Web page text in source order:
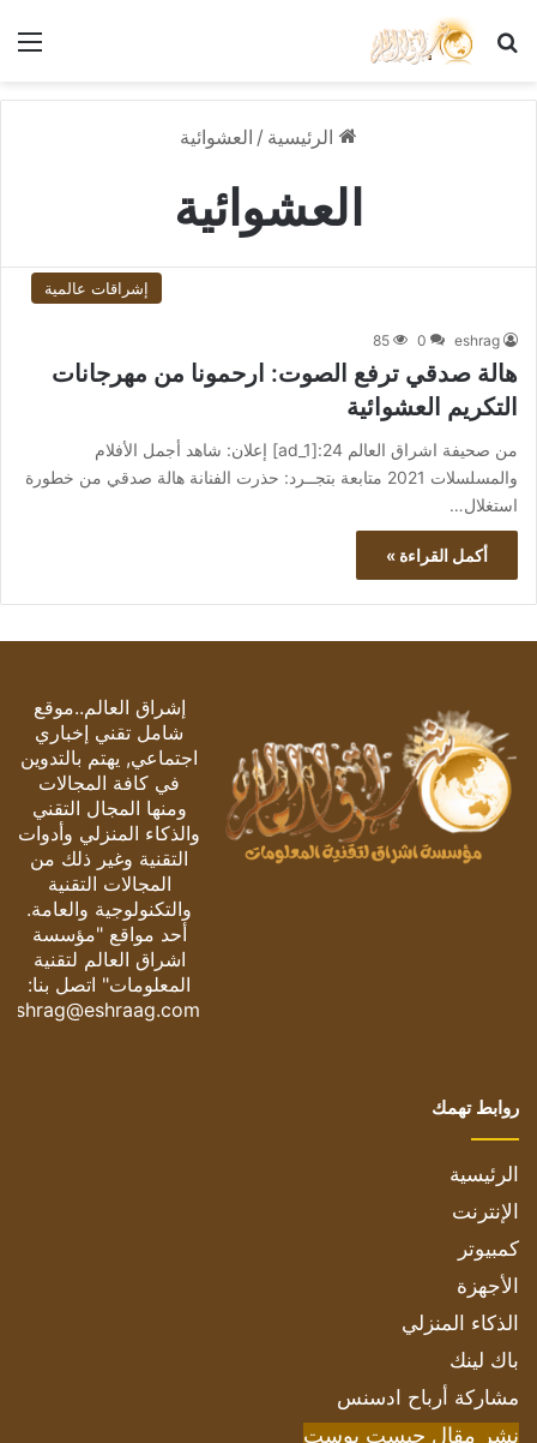
بحث عن
الرئيسية / العشوائية
العشوائية
إشراقات عالمية
eshrag
0
85
هالة صدقي ترفع الصوت: ارحمونا من مهرجانات
التكريم العشوائية
من صحيفة اشراق العالم 24:[ad_1] إعلان: شاهد أجمل الأفلام
والمسلسلات 2021 متابعة بتجــرد: حذرت الفنانة هالة صدقي من خطورة
استغلال…
أكمل القراءة »
إشراق العالم..موقع
شامل تقني إخباري
اجتماعي, يهتم بالتدوين
في كافة المجالات
ومنها المجال التقني
والذكاء المنزلي وأدوات
التقنية وغير ذلك من
المجالات التقنية
والتكنولوجية والعامة.
أحد مواقع "مؤسسة
اشراق العالم لتقنية
المعلومات" اتصل بنا:
eshrag@eshraag.com
روابط تهمك
الرئيسية
الإنترنت
كمبيوتر
الأجهزة
الذكاء المنزلي
باك لينك
مشاركة أرباح ادسنس
نشر مقال جيست بوست